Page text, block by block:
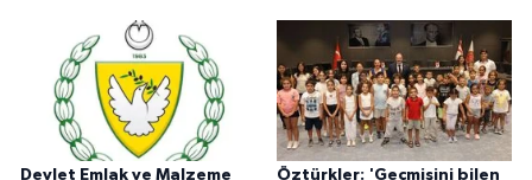
Devlet Emlak ve Malzeme
Öztürkler: 'Geçmişini bilen